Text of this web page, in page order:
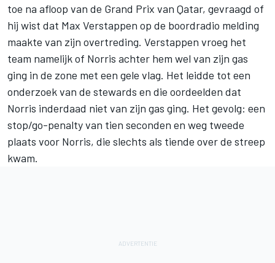
toe na afloop van de Grand Prix van Qatar, gevraagd of
hij wist dat Max Verstappen op de boordradio melding
maakte van zijn overtreding. Verstappen vroeg het
team namelijk of Norris achter hem wel van zijn gas
ging in de zone met een gele vlag. Het leidde tot een
onderzoek van de stewards en die oordeelden dat
Norris inderdaad niet van zijn gas ging. Het gevolg: een
stop/go-penalty van tien seconden en weg tweede
plaats voor Norris, die slechts als tiende over de streep
kwam.